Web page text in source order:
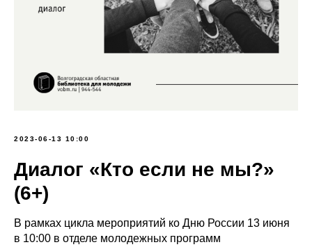
2023-06-13 10:00
Диалог «Кто если не мы?»
(6+)
В рамках цикла мероприятий ко Дню России 13 июня
в 10:00 в отделе молодежных программ